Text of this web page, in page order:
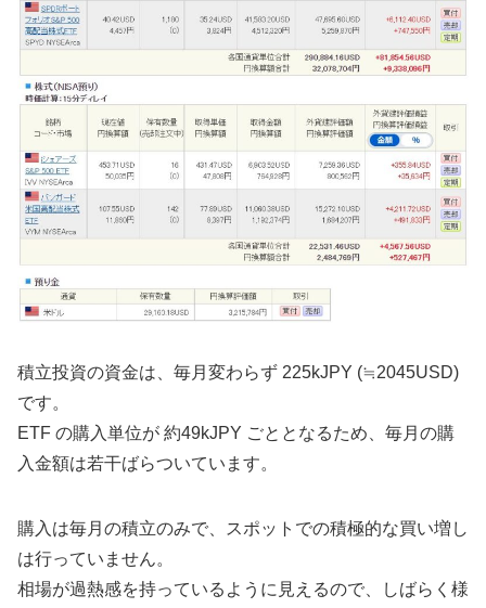
積立投資の資金は、毎月変わらず 225kJPY (≒2045USD)
です。
ETF の購入単位が 約49kJPY ごととなるため、毎月の購
入金額は若干ばらついています。
購入は毎月の積立のみで、スポットでの積極的な買い増し
は行っていません。
相場が過熱感を持っているように見えるので、しばらく様